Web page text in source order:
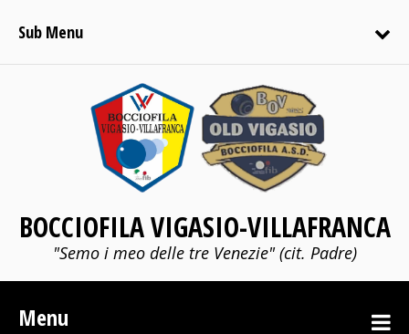
Sub Menu
BOCCIOFILA VIGASIO-VILLAFRANCA
"Semo i meo delle tre Venezie" (cit. Padre)
Menu